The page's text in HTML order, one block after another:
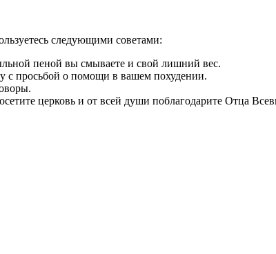
следующими советами:
пеной вы смываете и свой лишний вес.
с просьбой о помощи в вашем похудении.
церковь и от всей души поблагодарите Отца